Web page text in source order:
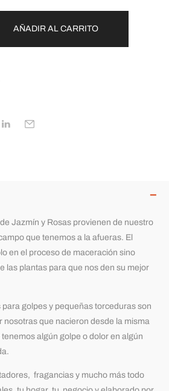
AÑADIR AL CARRITO
Jazmín y Rosas provienen de nuestro
que tenemos a la afueras. El
en el proceso de maceración sino
las plantas para que nos den su mejor
golpes y pequeñas torceduras son
nosotras que nacieron desde la misma
algún golpe o dolor en algún
fragancias y mucho más todo